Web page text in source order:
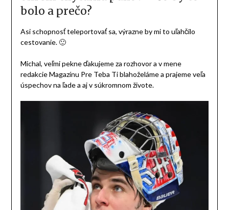
Cup a dosiahnuť úspechy aj s reprezentáciou.
6. O brankároch sa hovorí, že sú
trochu „špecifickí“ – máš nejaké
netradičné zvyky alebo rituály
pred zápasom?
žonglovanie a následne dychové cvičenia.
🇸🇰 Brankár Michal Prádel je slovenskou draftovou
jednotkou pre rok 2025. V treťom kole si ho zo 75.
miesta vybral tím
@DetroitRedWings.#HockeySlovakia
https://t.co/9HOM0VdoMt
— Slovak Prospects (@SlovakJrHockey)June 28, 2025